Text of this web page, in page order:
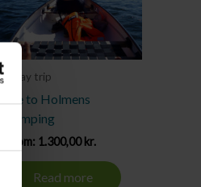
4 day trip
Åle to Holmens
Camping
From: 1.300,00kr.
Read more